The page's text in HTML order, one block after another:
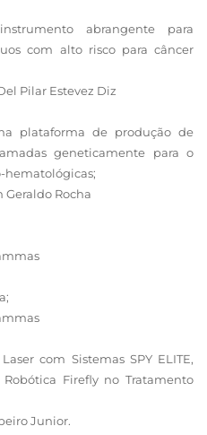
abrangente para
com alto risco para câncer
Pilar Estevez Diz
plataforma de produção de
geneticamente para o
hematológicas;
Geraldo Rocha
com Sistemas SPY ELITE,
Firefly no Tratamento
Junior.